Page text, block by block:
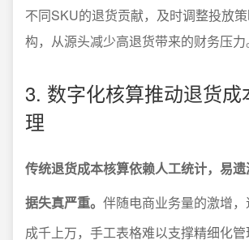
不同SKU的退货贡献，及时调整投放
构，从源头减少高退货带来的财务压力
3. 数字化核算推动退货成
理
传统退货成本核算依赖人工统计，易
据失真严重。 伴随电商业务量的激增
成千上万，手工表格难以支撑精细化